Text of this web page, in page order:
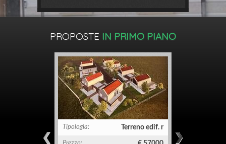
PROPOSTE IN PRIMO PIANO
Tipologia: Terreno edif. r